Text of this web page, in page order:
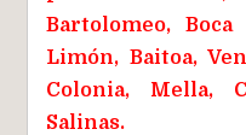
Bartolomeo,
Limón, Baitoa,
Colonia, Mella,
Salinas.